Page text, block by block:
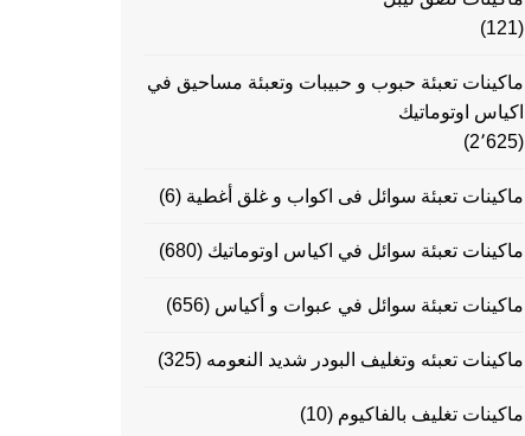
(121)
ماكينات تعبئة حبوب و حبيبات وتعبئة مساحيق في
اكياس اوتوماتيك
(2٬625)
ماكينات تعبئة سوائل فى اكواب و غلق أغطية (6)
ماكينات تعبئة سوائل في اكياس اوتوماتيك (680)
ماكينات تعبئة سوائل في عبوات و أكياس (656)
ماكينات تعبئه وتغليف البودر شديد النعومه (325)
ماكينات تغليف بالفاكيوم (10)